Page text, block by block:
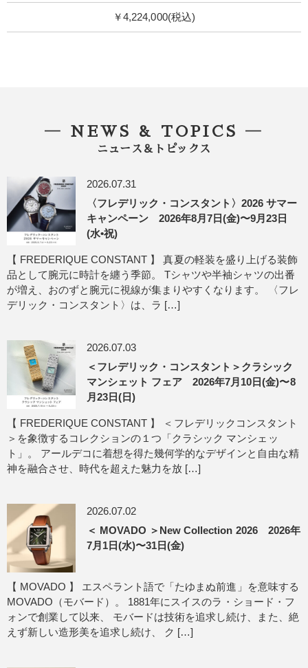
￥4,224,000(税込)
― NEWS & TOPICS ―
ニュース＆トピックス
2026.07.31
〈フレデリック・コンスタント〉2026 サマー
キャンペーン 2026年8月7日(金)〜9月23日
(水•祝)
【 FREDERIQUE CONSTANT 】 真夏の軽装を盛り上げる装飾
品として腕元に時計を纏う季節。 Tシャツや半袖シャツの出番
が増え、おのずと腕元に視線が集まりやすくなります。 〈フレ
デリック・コンスタント〉は、ラ […]
2026.07.03
＜フレデリック・コンスタント＞クラシック
マンシェット フェア 2026年7月10日(金)〜8
月23日(日)
【 FREDERIQUE CONSTANT 】 ＜フレデリックコンスタント
＞を象徴するコレクションの１つ「クラシック マンシェッ
ト」。 アールデコに着想を得た幾何学的なデザインと自由な精
神を融合させ、時代を超えた魅力を放 […]
2026.07.02
＜ MOVADO ＞New Collection 2026 2026年
7月1日(水)〜31日(金)
【 MOVADO 】 エスペラント語で「たゆまぬ前進」を意味する
MOVADO（モバード）。 1881年にスイスのラ・ショード・フ
ォンで創業して以来、 モバードは技術を追求し続け、また、絶
えず新しい造形美を追求し続け、 ク […]